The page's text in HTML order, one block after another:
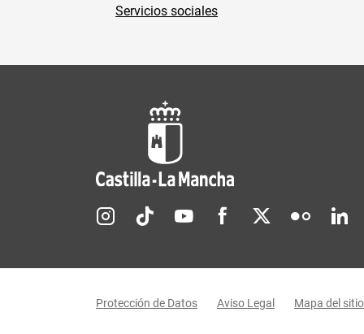
Servicios sociales
Redes sociales JCCM
Protección de Datos Aviso Legal Mapa del sitio